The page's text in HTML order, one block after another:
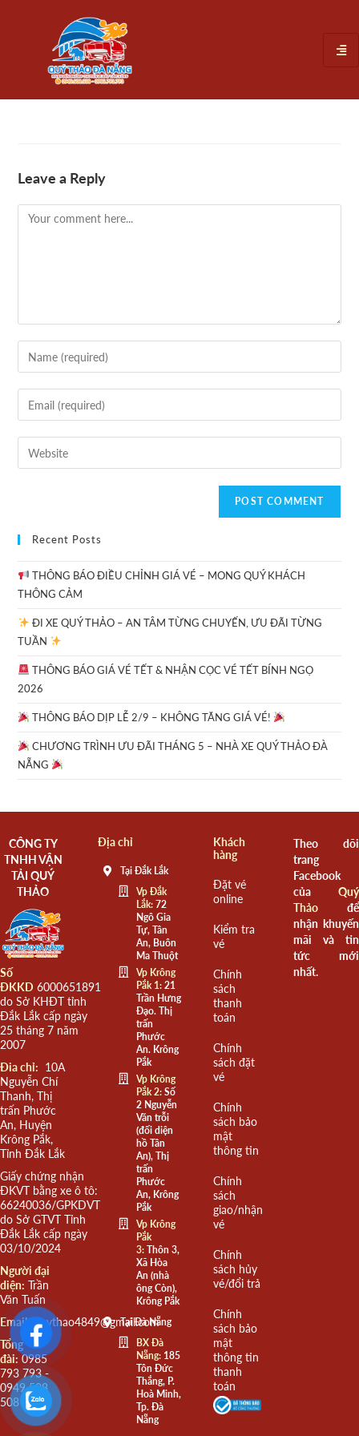
Leave a Reply
Recent Posts
THÔNG BÁO ĐIỀU CHỈNH GIÁ VÉ – MONG QUÝ KHÁCH
THÔNG CẢM
ĐI XE QUÝ THẢO – AN TÂM TỪNG CHUYẾN, ƯU ĐÃI TỪNG
TUẦN
THÔNG BÁO GIÁ VÉ TẾT & NHẬN CỌC VÉ TẾT BÍNH NGỌ
2026
THÔNG BÁO DỊP LỄ 2/9 – KHÔNG TĂNG GIÁ VÉ!
CHƯƠNG TRÌNH ƯU ĐÃI THÁNG 5 – NHÀ XE QUÝ THẢO ĐÀ
NẴNG
CÔNG TY
TNHH VẬN
TẢI QUÝ
THẢO
Số
ĐKKD 6000651891
do Sở KHĐT tỉnh
Đắk Lắk cấp ngày
25 tháng 7 năm
2007
Đia chỉ: 10A
Nguyễn Chí
Thanh, Thị
trấn Phước
An, Huyện
Krông Pắk,
Tỉnh Đắk Lắk
Giấy chứng nhận
ĐKVT bằng xe ô tô:
66240036/GPKDVT
do Sở GTVT Tỉnh
Đắk Lắk cấp ngày
03/10/2024
Người đại
diện: Trần
Văn Tuấn
Email: quythao4849@gmail.com
Tổng
đài: 0985
793 793 -
0949 508
508
Địa chỉ
Tại Đắk Lắk
Vp Đắk
Lắk:72
Ngô Gia
Tự, Tân
An, Buôn
Ma Thuột
Vp Krông
Pắk 1:21
Trần Hưng
Đạo. Thị
trấn
Phước
An. Krông
Pắk
Vp Krông
Pắk 2:Số
2 Nguyễn
Văn trỗi
(đối diện
hồ Tân
An), Thị
trấn
Phước
An, Krông
Pắk
Vp Krông
Pắk
3:Thôn 3,
Xã Hòa
An (nhà
ông Còn),
Krông Pắk
Tại Đà Nẵng
BX Đà
Nẵng:185
Tôn Đức
Thắng, P.
Hoà Minh,
Tp. Đà
Nẵng
Khách
hàng
Đặt vé
online
Kiểm tra
vé
Chính
sách
thanh
toán
Chính
sách đặt
vé
Chính
sách bảo
mật
thông tin
Chính
sách
giao/nhận
vé
Chính
sách hủy
vé/đổi trả
Chính
sách bảo
mật
thông tin
thanh
toán
Theo dõi
trang
Facebook
của Quý
Thảođể
nhận khuyến
mãi và tin
tức mới
nhất.